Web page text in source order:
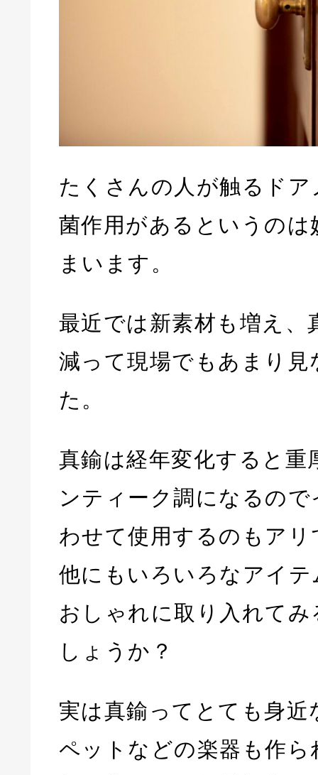
たくさんの人が触るド
菌作用があるというのは
まいます。
最近では新素材も増え、
減って現場でもあまり
た。
真鍮は経年変化すると重
ンティーク調になるの
わせて使用するのもアリ
他にもいろいろなアイ
おしゃれに取り入れて
しょうか？
実は真鍮ってとても身近
ペットなどの楽器も作